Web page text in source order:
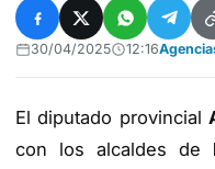
30/04/2025 12:16
El diputado provincial
con los alcaldes de